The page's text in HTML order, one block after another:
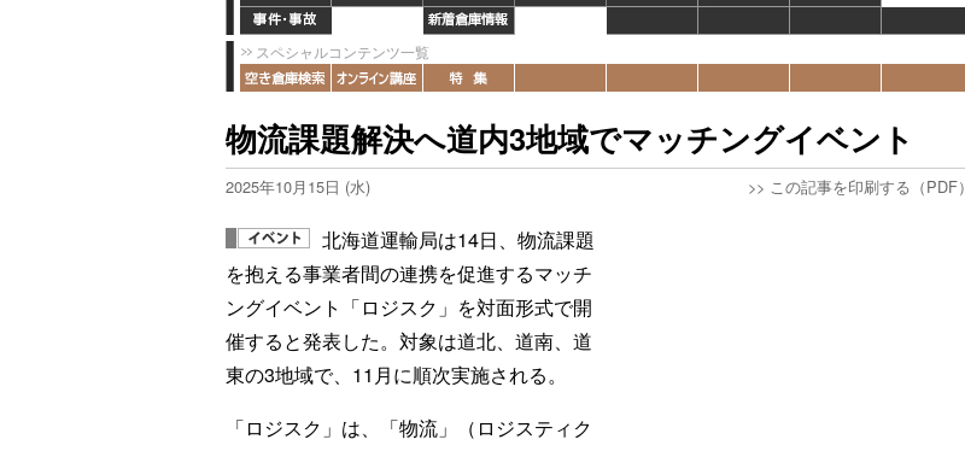
スペシャルコンテンツ一覧
物流課題解決へ道内3地域でマッチングイベント
2025年10月15日 (水) >> この記事を印刷する（PDF）
北海道運輸局は14日、物流課題
を抱える事業者間の連携を促進するマッチ
ングイベント「ロジスク」を対面形式で開
催すると発表した。対象は道北、道南、道
東の3地域で、11月に順次実施される。
「ロジスク」は、「物流」（ロジスティク